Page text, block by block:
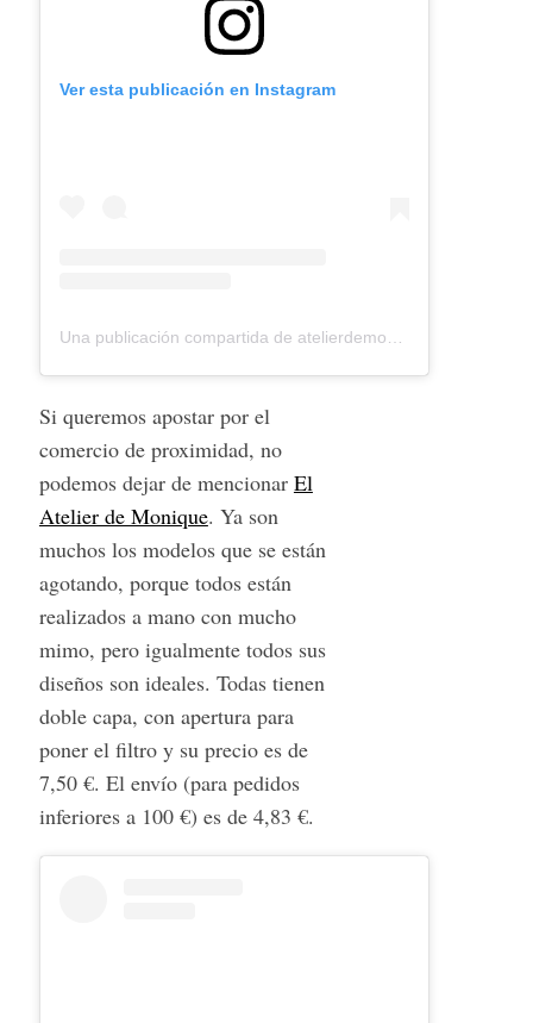
Ver esta publicación en Instagram
Si queremos apostar por el
comercio de proximidad, no
podemos dejar de mencionar El
Atelier de Monique. Ya son
muchos los modelos que se están
agotando, porque todos están
realizados a mano con mucho
mimo, pero igualmente todos sus
diseños son ideales. Todas tienen
doble capa, con apertura para
poner el filtro y su precio es de
7,50 €. El envío (para pedidos
inferiores a 100 €) es de 4,83 €.